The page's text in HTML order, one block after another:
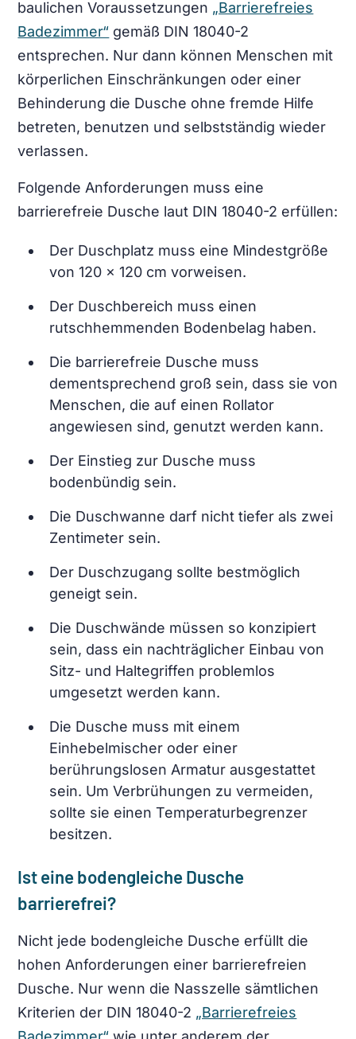
baulichen Voraussetzungen „Barrierefreies
Badezimmer“ gemäß DIN 18040-2
entsprechen. Nur dann können Menschen mit
körperlichen Einschränkungen oder einer
Behinderung die Dusche ohne fremde Hilfe
betreten, benutzen und selbstständig wieder
verlassen.
Folgende Anforderungen muss eine
barrierefreie Dusche laut DIN 18040-2 erfüllen:
Der Duschplatz muss eine Mindestgröße
von 120 × 120 cm vorweisen.
Der Duschbereich muss einen
rutschhemmenden Bodenbelag haben.
Die barrierefreie Dusche muss
dementsprechend groß sein, dass sie von
Menschen, die auf einen Rollator
angewiesen sind, genutzt werden kann.
Der Einstieg zur Dusche muss
bodenbündig sein.
Die Duschwanne darf nicht tiefer als zwei
Zentimeter sein.
Der Duschzugang sollte bestmöglich
geneigt sein.
Die Duschwände müssen so konzipiert
sein, dass ein nachträglicher Einbau von
Sitz- und Haltegriffen problemlos
umgesetzt werden kann.
Die Dusche muss mit einem
Einhebelmischer oder einer
berührungslosen Armatur ausgestattet
sein. Um Verbrühungen zu vermeiden,
sollte sie einen Temperaturbegrenzer
besitzen.
Ist eine bodengleiche Dusche
barrierefrei?
Nicht jede bodengleiche Dusche erfüllt die
hohen Anforderungen einer barrierefreien
Dusche. Nur wenn die Nasszelle sämtlichen
Kriterien der DIN 18040-2 „Barrierefreies